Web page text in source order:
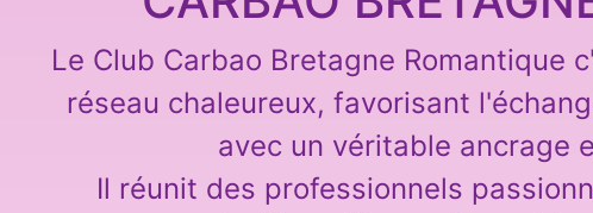
Le Club Carbao Bretagne Romantique
réseau chaleureux, favorisant
avec un véritable ancrage
Il réunit des professionnels